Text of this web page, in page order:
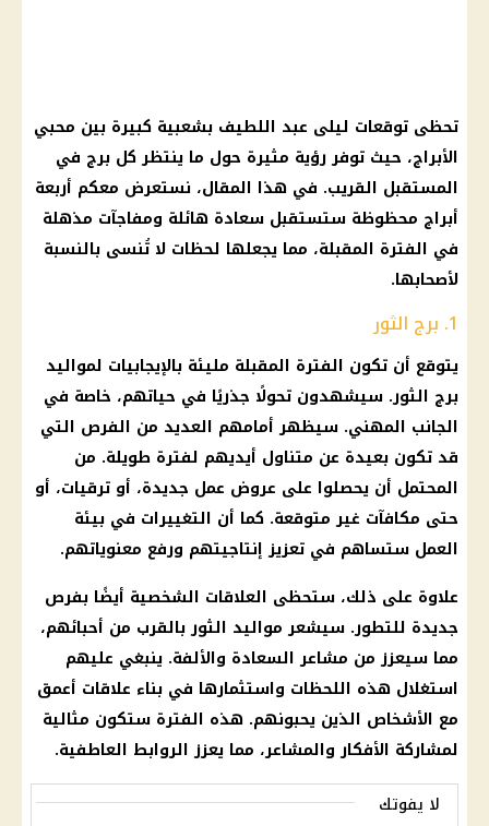
تحظى توقعات ليلى عبد اللطيف بشعبية كبيرة بين محبي
الأبراج، حيث توفر رؤية مثيرة حول ما ينتظر كل برج في
المستقبل القريب. في هذا المقال، نستعرض معكم أربعة
أبراج محظوظة ستستقبل سعادة هائلة ومفاجآت مذهلة
في الفترة المقبلة، مما يجعلها لحظات لا تُنسى بالنسبة
لأصحابها.
1. برج الثور
يتوقع أن تكون الفترة المقبلة مليئة بالإيجابيات لمواليد
برج الثور. سيشهدون تحولًا جذريًا في حياتهم، خاصة في
الجانب المهني. سيظهر أمامهم العديد من الفرص التي
قد تكون بعيدة عن متناول أيديهم لفترة طويلة. من
المحتمل أن يحصلوا على عروض عمل جديدة، أو ترقيات، أو
حتى مكافآت غير متوقعة. كما أن التغييرات في بيئة
العمل ستساهم في تعزيز إنتاجيتهم ورفع معنوياتهم.
علاوة على ذلك، ستحظى العلاقات الشخصية أيضًا بفرص
جديدة للتطور. سيشعرمواليد الثور بالقرب من أحبائهم،
مما سيعزز من مشاعرالسعادة والألفة. ينبغي عليهم
استغلال هذه اللحظات واستثمارها في بناء علاقات أعمق
مع الأشخاص الذين يحبونهم. هذه الفترة ستكون مثالية
لمشاركة الأفكار والمشاعر، مما يعزز الروابط العاطفية.
لا يفوتك